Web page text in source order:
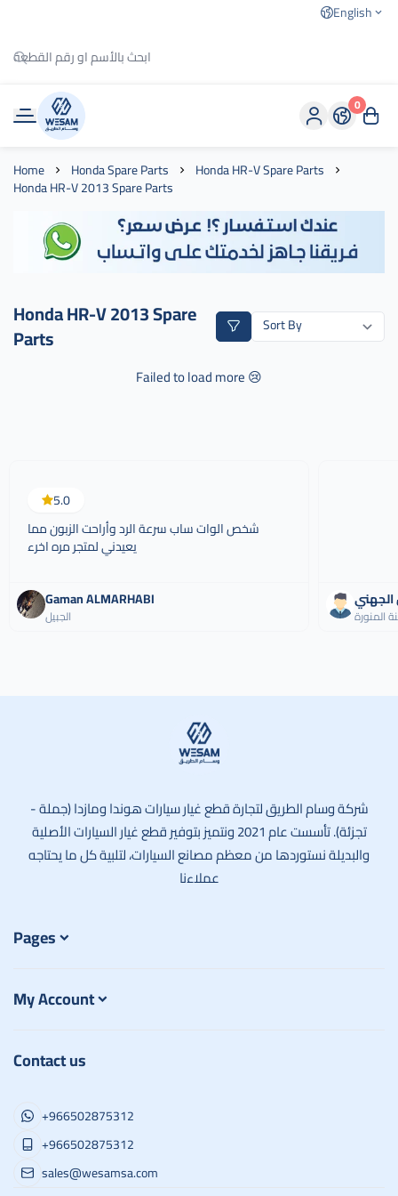
English
وسام الطريق
0
Home Honda Spare Parts Honda HR-V Spare Parts
Honda HR-V 2013 Spare Parts
Honda HR-V 2013 Spare
Parts
Failed to load more 😢
5.0
شخص الوات ساب سرعة الرد وأراحت الزبون مما
يعيدني لمتجر مره اخرء
Gaman ALMARHABI
الجبيل
الجهني
المنورة
شركة وسام الطريق لتجارة قطع غيار سيارات هوندا ومازدا (جملة -
تجزئة). تأسست عام 2021 ونتميز بتوفير قطع غيار السيارات الأصلية
والبديلة نستوردها من معظم مصانع السيارات، لتلبية كل ما يحتاجه
عملاءنا
Pages
My Account
Contact us
+966502875312
+966502875312
sales@wesamsa.com